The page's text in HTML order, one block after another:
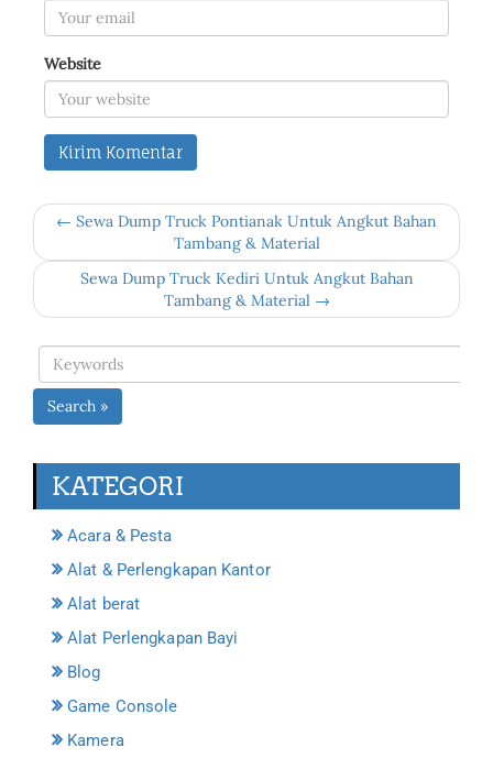
Website
← Sewa Dump Truck Pontianak Untuk Angkut Bahan
Tambang & Material
Sewa Dump Truck Kediri Untuk Angkut Bahan
Tambang & Material →
Search »
KATEGORI
Acara & Pesta
Alat & Perlengkapan Kantor
Alat berat
Alat Perlengkapan Bayi
Blog
Game Console
Kamera